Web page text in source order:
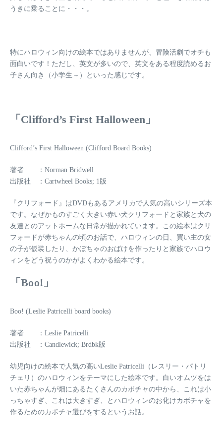
うきに乗ることに・・・。
特にハロウィン向けの絵本ではありませんが、冒険活劇でオチも
面白いです！ただし、英文が多いので、英文をある程度読めるお
子さん向き（小学生～）といった感じです。
「Clifford’s First Halloween」
Clifford’s First Halloween (Clifford Board Books)
著者 ：Norman Bridwell
出版社 ：Cartwheel Books; 1版
『クリフォード』はDVDもあるアメリカで人気の高いシリーズ本
です。なぜかものすごく大きい赤い犬クリフォードと家族と犬の
友達とのアットホームな日常が描かれています。この絵本はクリ
フォードが赤ちゃんの頃のお話で、ハロウィンの日、買い主の女
の子が仮装したり、かぼちゃのおばけを作ったりと家族でハロウ
ィンをどう祝うのかがよくわかる絵本です。
「Boo!」
Boo! (Leslie Patricelli board books)
著者 ：Leslie Patricelli
出版社 ：Candlewick; Brdbk版
幼児向けの絵本で人気の高いLeslie Patricelli（レスリー・パトリ
チェリ）のハロウィンをテーマにした絵本です。白いオムツをは
いた赤ちゃんが畑にあるたくさんのカボチャの中から、これは小
っちゃすぎ、これは大きすぎ、とハロウィンのお化けカボチャを
作るためのカボチャ選びをするというお話。